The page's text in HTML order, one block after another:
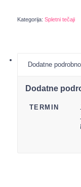
Kategorija: Spletni tečaji
Dodatne
Dodatne
TERMIN